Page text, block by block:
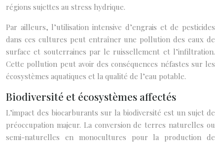
régions sujettes au stress hydrique.
Par ailleurs, l’utilisation intensive d’engrais et de pesticides
dans ces cultures peut entraîner une pollution des eaux de
surface et souterraines par le ruissellement et l’infiltration.
Cette pollution peut avoir des conséquences néfastes sur les
écosystèmes aquatiques et la qualité de l’eau potable.
Biodiversité et écosystèmes affectés
L’impact des biocarburants sur la biodiversité est un sujet de
préoccupation majeur. La conversion de terres naturelles ou
semi-naturelles en monocultures pour la production de